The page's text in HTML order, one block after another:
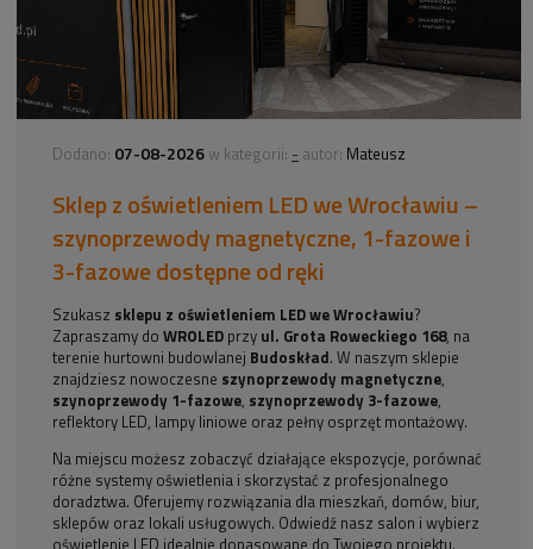
Dodano: 07-08-2026 w kategorii: - autor: Mateusz
Sklep z oświetleniem LED we Wrocławiu –
szynoprzewody magnetyczne, 1-fazowe i
3-fazowe dostępne od ręki
Szukasz sklepu z oświetleniem LED we Wrocławiu?
Zapraszamy doWROLED przy ul. Grota Roweckiego 168, na
terenie hurtowni budowlanej Budoskład. W naszym sklepie
znajdziesz nowoczesne szynoprzewody magnetyczne,
szynoprzewody 1-fazowe, szynoprzewody 3-fazowe,
reflektory LED, lampy liniowe oraz pełny osprzęt montażowy.
Na miejscu możesz zobaczyć działające ekspozycje, porównać
różne systemy oświetlenia i skorzystać z profesjonalnego
doradztwa. Oferujemy rozwiązania dla mieszkań, domów, biur,
sklepów oraz lokali usługowych. Odwiedź nasz salon i wybierz